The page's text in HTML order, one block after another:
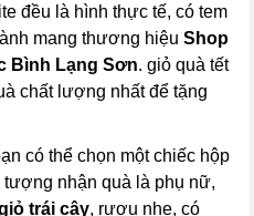
đều là hình thực tế, có tem
mang thương hiệuShop
Bình Lạng Sơn. giỏ quà tết
chất lượng nhất để tặng
có thể chọn một chiếc hộp
nhận quà là phụ nữ,
trái cây, rượu nhẹ, có